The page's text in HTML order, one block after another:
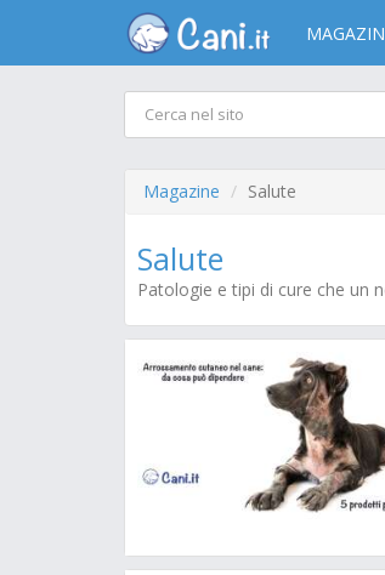
Magazine Salute
Salute
Patologie e tipi di cure che un